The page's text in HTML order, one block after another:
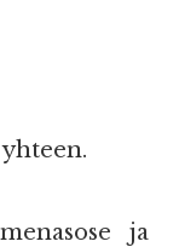
ja